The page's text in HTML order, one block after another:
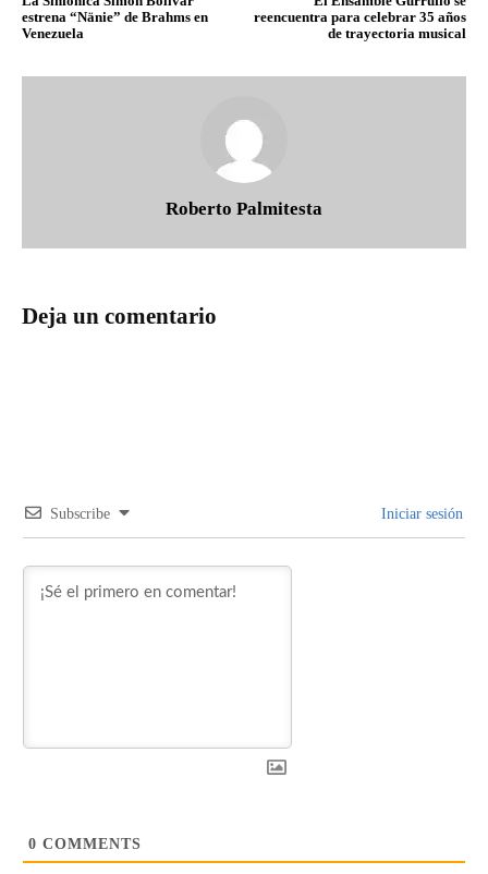
estrena “Nänie” de Brahms en
Venezuela
reencuentra para celebrar 35 años
de trayectoria musical
Roberto Palmitesta
Deja un comentario
Subscribe Iniciar sesión
0 COMMENTS